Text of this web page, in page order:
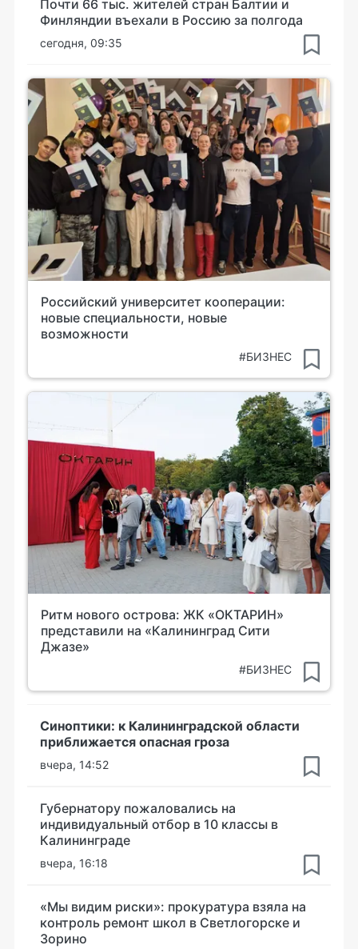
Почти 66 тыс. жителей стран Балтии и
Финляндии въехали в Россию за полгода
сегодня, 09:35
Российский университет кооперации:
новые специальности, новые
возможности
#БИЗНЕС
Ритм нового острова: ЖК «ОКТАРИН»
представили на «Калининград Сити
Джазе»
#БИЗНЕС
Синоптики: к Калининградской области
приближается опасная гроза
вчера, 14:52
Губернатору пожаловались на
индивидуальный отбор в 10 классы в
Калининграде
вчера, 16:18
«Мы видим риски»: прокуратура взяла на
контроль ремонт школ в Светлогорске и
Зорино